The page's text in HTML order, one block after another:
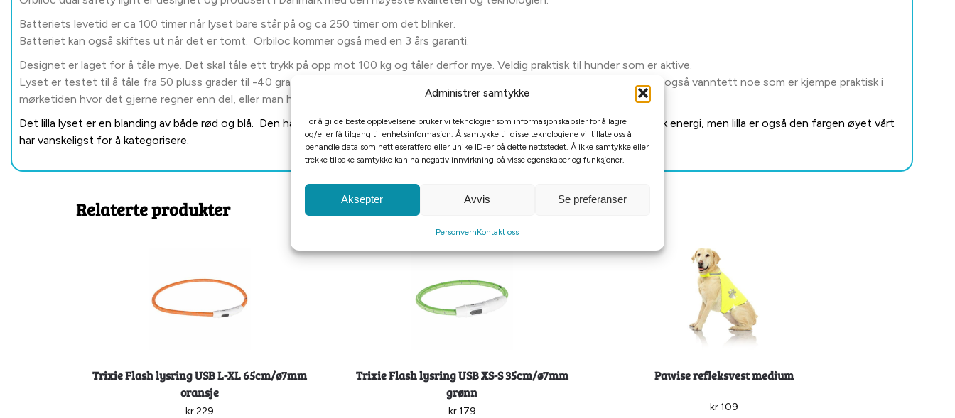
Administrer samtykke
For å gi de beste opplevelsene bruker vi teknologier som informasjonskapsler for å lagre
og/eller få tilgang til enhetsinformasjon. Å samtykke til disse teknologiene vil tillate oss å
behandle data som nettleseratferd eller unike ID-er på dette nettstedet. Å ikke samtykke eller
trekke tilbake samtykke kan ha negativ innvirkning på visse egenskaper og funksjoner.
Aksepter Avvis Se preferanser
PersonvernKontakt oss
Batteriets levetid er ca 100 timer når lyset bare står på og ca 250 timer om det blinker.
Batteriet kan også skiftes ut når det er tomt. Orbiloc kommer også med en 3 års garanti.
Designet er laget for å tåle mye. Det skal tåle ett trykk på opp mot 100 kg og tåler derfor mye. Veldig praktisk til hunder som er aktive.
Lyset er testet til å tåle fra 50 pluss grader til -40 grader. LED lyset kan være synlig opp til 5 kilometer i mørket. Orbiloc lyset er også vanntett noe som er kjempe praktisk i
mørketiden hvor det gjerne regner enn del, eller man har en badeglad hund.
Det lilla lyset er en blanding av både rød og blå. Den har derfor den mest kraftigste og synlige bølgelengden av elektromagnetisk energi, men lilla er også den fargen øyet vårt
har vanskeligst for å kategorisere.
Relaterte produkter
Trixie Flash lysring USB L-XL 65cm/ø7mm
oransje
kr229
Trixie Flash lysring USB XS-S 35cm/ø7mm
grønn
kr179
Pawise refleksvest medium
kr109